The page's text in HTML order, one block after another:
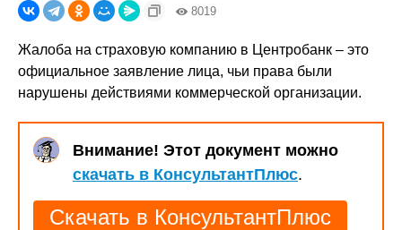
8019
Жалоба на страховую компанию в Центробанк – это
официальное заявление лица, чьи права были
нарушены действиями коммерческой организации.
Внимание! Этот документ можно
скачать в КонсультантПлюс.
Скачать в КонсультантПлюс